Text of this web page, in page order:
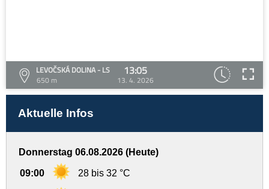
LEVOČSKÁ DOLINA - LS
650 m
13:05
13. 4. 2026
Aktuelle Infos
Donnerstag 06.08.2026 (Heute)
09:00 28 bis 32 °C